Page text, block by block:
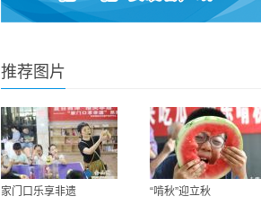
推荐图片
家门口乐享非遗 “啃秋”迎立秋